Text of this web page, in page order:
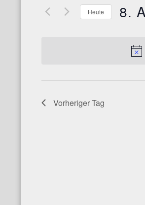
ANSICHTEN,
Suche
Heute 8.
Vorheriger Tag